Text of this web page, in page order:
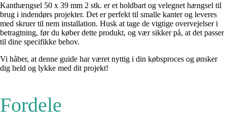
Kanthængsel 50 x 39 mm 2 stk. er et holdbart og velegnet hængsel til
brug i indendørs projekter. Det er perfekt til smalle kanter og leveres
med skruer til nem installation. Husk at tage de vigtige overvejelser i
betragtning, før du køber dette produkt, og vær sikker på, at det passer
til dine specifikke behov.
Vi håber, at denne guide har været nyttig i din købsproces og ønsker
dig held og lykke med dit projekt!
Fordele